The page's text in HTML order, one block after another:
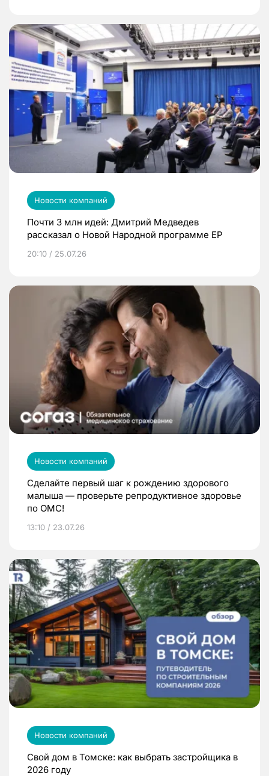
Новости компаний
Почти 3 млн идей: Дмитрий Медведев
рассказал о Новой Народной программе ЕР
20:10 / 25.07.26
Новости компаний
Сделайте первый шаг к рождению здорового
малыша — проверьте репродуктивное здоровье
по ОМС!
13:10 / 23.07.26
Новости компаний
Свой дом в Томске: как выбрать застройщика в
2026 году